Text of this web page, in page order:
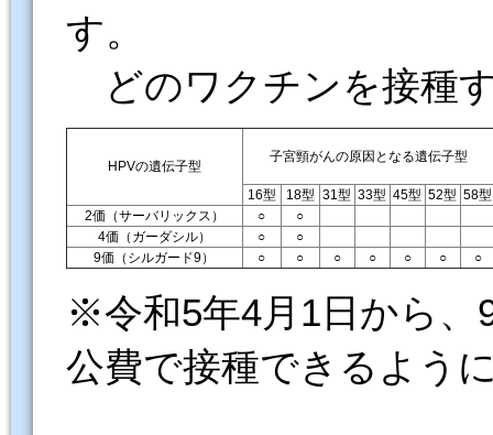
す。
どのワクチンを接種
HPVの遺伝子型
子宮頸がんの原因となる遺伝子型
16型 18型 31型 33型 45型 52型
58型
2価 （サーバリックス） ○
○
4価 （ガーダシル） ○
○
9価
（シルガード9） ○ ○ ○ ○ ○ ○ ○
※令和5年4月1日から、
公費で接種できるよう